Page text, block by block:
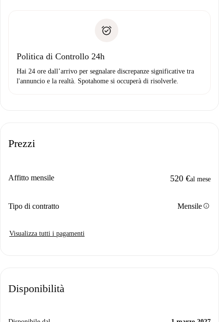
Domiciliazione del pagamento
solo se non segnali problemi.
Politica di Controllo 24h
Hai 24 ore dall’arrivo per segnalare discrepanze significative tra
l'annuncio e la realtà. Spotahome si occuperà di risolverle.
Prezzi
Affitto mensile 520 €al mese
Tipo di contratto Mensileinfo
Visualizza tutti i pagamenti
Disponibilità